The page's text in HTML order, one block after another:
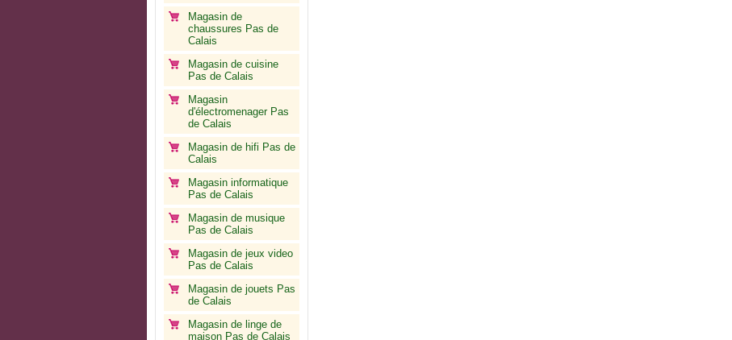
Magasin de
chaussures Pas de
Calais
Magasin de cuisine
Pas de Calais
Magasin
d'électromenager Pas
de Calais
Magasin de hifi Pas de
Calais
Magasin informatique
Pas de Calais
Magasin de musique
Pas de Calais
Magasin de jeux video
Pas de Calais
Magasin de jouets Pas
de Calais
Magasin de linge de
maison Pas de Calais